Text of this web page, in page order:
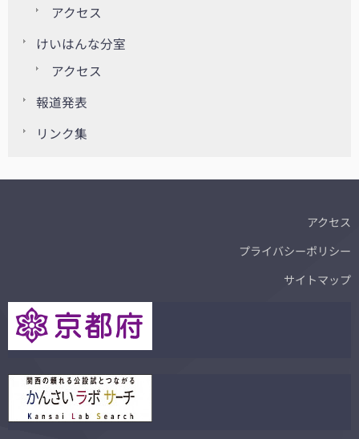
アクセス
けいはんな分室
アクセス
報道発表
リンク集
アクセス
プライバシーポリシー
サイトマップ